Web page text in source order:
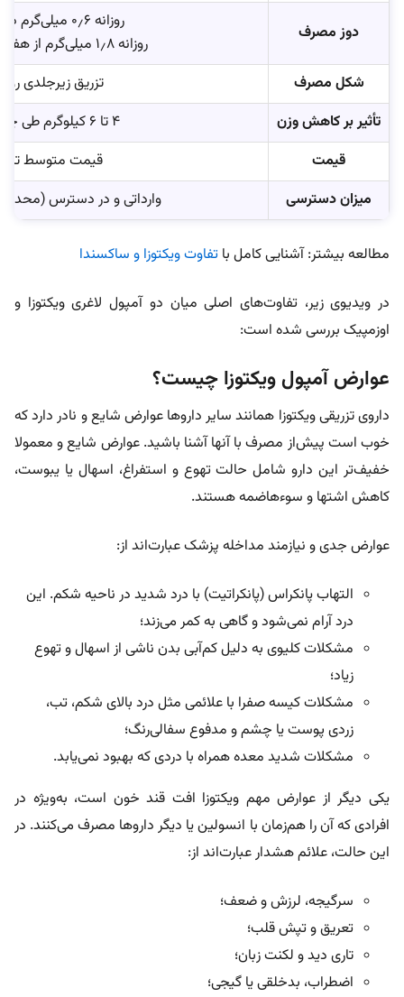
دوز مصرف
روزانه ۰٫۶ میلی‌گرم در شروع
روزانه ۱٫۸ میلی‌گرم از هفتۀ ۳ به بعد
شکل مصرف
تزریق زیرجلدی
تأثیر بر کاهش وزن
۴ تا ۶ کیلوگرم طی چند ماه
قیمت
قیمت متوسط تا
میزان دسترسی
وارداتی و در دسترس
مطالعه بیشتر: آشنایی کامل با تفاوت ویکتوزا و ساکسندا
در ویدیوی زیر، تفاوت‌های اصلی میان دو آمپول لاغری ویکتوزا و
اوزمپیک بررسی شده است:
عوارض آمپول ویکتوزا چیست؟
داروی تزریقی ویکتوزا همانند سایر داروها عوارض شایع و نادر دارد که
خوب است پیش‌از مصرف با آنها آشنا باشید. عوارض شایع و معمولا
خفیف‌تر این دارو شامل حالت تهوع و استفراغ، اسهال یا یبوست،
کاهش اشتها و سوءهاضمه هستند.
عوارض جدی و نیازمند مداخله پزشک عبارت‌اند از:
التهاب پانکراس (پانکراتیت) با درد شدید در ناحیه شکم. این
درد آرام نمی‌شود و گاهی به کمر می‌زند؛
مشکلات کلیوی به دلیل کم‌آبی بدن ناشی از اسهال و تهوع
زیاد؛
مشکلات کیسه صفرا با علائمی مثل درد بالای شکم، تب،
زردی پوست یا چشم و مدفوع سفالی‌رنگ؛
مشکلات شدید معده همراه با دردی که بهبود نمی‌یابد.
یکی دیگر از عوارض مهم ویکتوزا افت قند خون است، به‌ویژه در
افرادی که آن را هم‌زمان با انسولین یا دیگر داروها مصرف می‌کنند. در
این حالت، علائم هشدار عبارت‌اند از:
سرگیجه، لرزش و ضعف؛
تعریق و تپش قلب؛
تاری دید و لکنت زبان؛
اضطراب، بدخلقی یا گیجی؛